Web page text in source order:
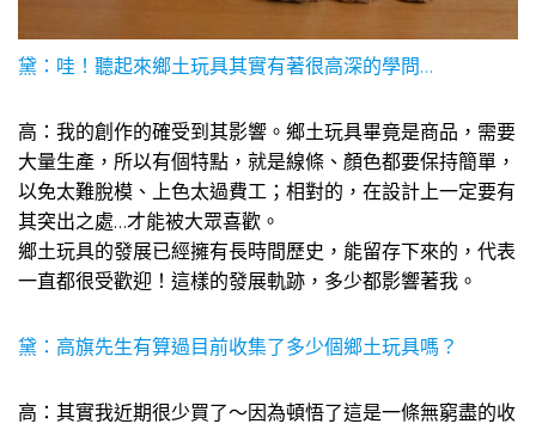
黛：哇！聽起來鄉土玩具其實有著很高深的學問…
高：我的創作的確受到其影響。鄉土玩具畢竟是商品，需要
大量生產，所以有個特點，就是線條、顏色都要保持簡單，
以免太難脫模、上色太過費工；相對的，在設計上一定要有
其突出之處…才能被大眾喜歡。
鄉土玩具的發展已經擁有長時間歷史，能留存下來的，代表
一直都很受歡迎！這樣的發展軌跡，多少都影響著我。
黛：高旗先生有算過目前收集了多少個鄉土玩具嗎？
高：其實我近期很少買了～因為頓悟了這是一條無窮盡的收